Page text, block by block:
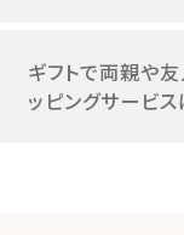
ギフトで両親や
ッピングサービ